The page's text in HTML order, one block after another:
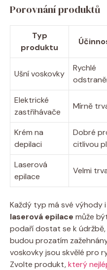
Porovnání produktů
Typ
produktu
Ušní voskovky
Rychlé
Elektrické
zastřihávače
Mírně
Krém na
depilaci
Dobré
citlivou
Laserová
epilace
Velmi
Každý typ má své výhody
laserová epilace může
podaří dostat se k
budou prozatím
voskovky jsou skvělé pro
Zvolte produkt,který